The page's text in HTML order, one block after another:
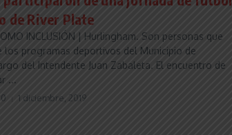
de River Plate
INCLUSIÓN | Hurlingham. Son personas que
los programas deportivos del Municipio de
del Intendente Juan Zabaleta. El encuentro de
...
1 diciembre, 2019